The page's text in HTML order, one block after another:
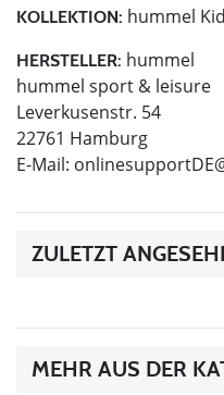
KOLLEKTION: hummel
HERSTELLER: hummel
hummel sport & leisure
Leverkusenstr. 54
22761 Hamburg
E-Mail:
ZULETZT
MEHR AUS DER